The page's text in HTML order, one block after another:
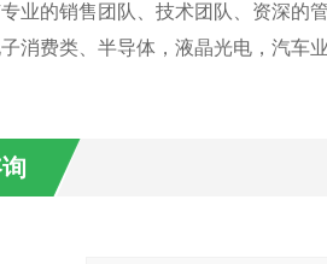
业的销售团队、技术团队、资深的
消费类、半导体，液晶光电，汽车